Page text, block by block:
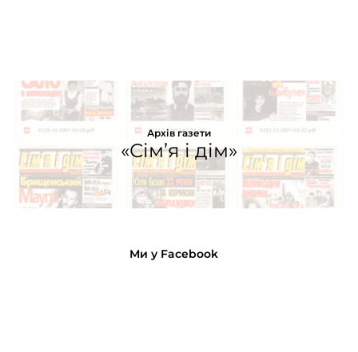
Архів газети
«Сім’я і дім»
Ми у Facebook